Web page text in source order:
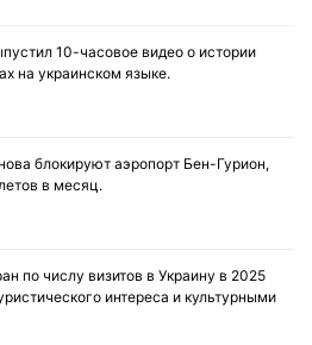
10-часовое видео о истории
на украинском языке.
блокируют аэропорт Бен-Гурион,
в месяц.
по числу визитов в Украину в 2025
интереса и культурными